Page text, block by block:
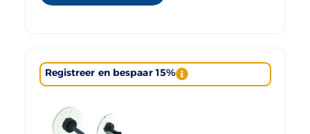
Registreer en bespaar 15%